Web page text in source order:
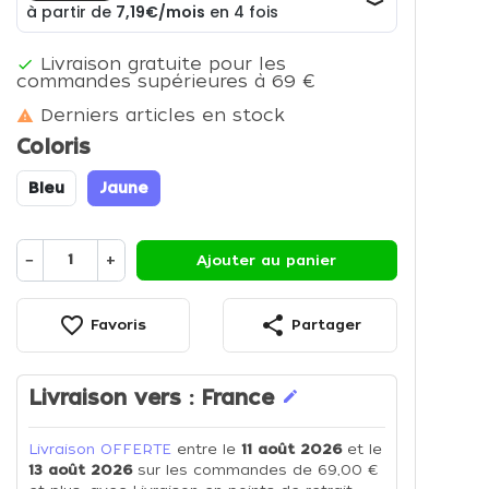
 Livraison gratuite pour les
commandes supérieures à 69 €
 Derniers articles en stock
Coloris
Bleu Jaune
− + Ajouter au panier
favorite_border Favoris share Partager
Livraison vers : France edit
Livraison OFFERTE entre le 11 août 2026et le
13 août 2026sur les commandes de 69,00 €